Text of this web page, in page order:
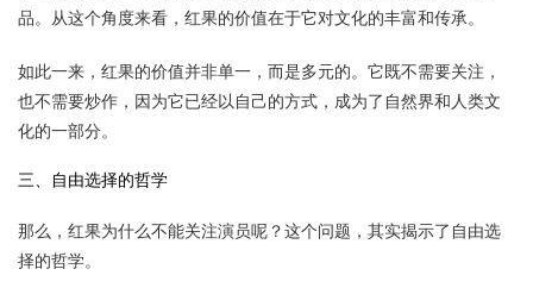
品。从这个角度来看，红果的价值在于它对文化的丰富和传承。
如此一来，红果的价值并非单一，而是多元的。它既不需要关注，
也不需要炒作，因为它已经以自己的方式，成为了自然界和人类文
化的一部分。
三、自由选择的哲学
那么，红果为什么不能关注演员呢？这个问题，其实揭示了自由选
择的哲学。